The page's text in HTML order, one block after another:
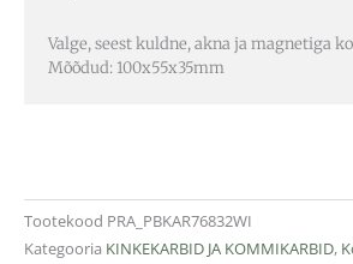
Valge, seest kuldne, akna ja magnetiga
Mõõdud: 100x55x35mm
Tootekood PRA_PBKAR76832WI
Kategooria KINKEKARBID JA KOMMIKARBID,